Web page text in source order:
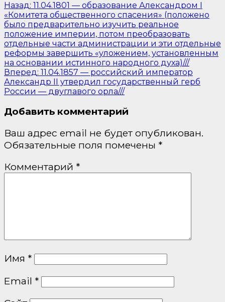
Назад: 11.04.1801 — образование Александром I
«Комитета общественного спасения» (положено
было предварительно изучить реальное
положение империи, потом преобразовать
отдельные части администрации и эти отдельные
реформы завершить «уложением, установленным
на основании истинного народного духа)///
Вперед: 11.04.1857 — российский император
Александр II утвердил государственный герб
России — двуглавого орла///
Добавить комментарий
Ваш адрес email не будет опубликован.
Обязательные поля помечены *
Комментарий *
Имя *
Email *